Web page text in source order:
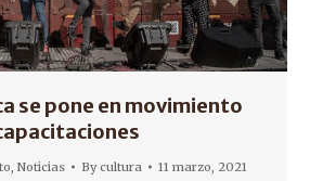
se pone en movimiento
, Noticias Bycultura 11 marzo, 2021